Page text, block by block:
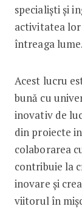
specialiști și
activitatea
întreaga lume.
Acest lucru
bună cu
inovativ de
din proiecte
colaborarea
contribuie la
inovare și
viitorul în